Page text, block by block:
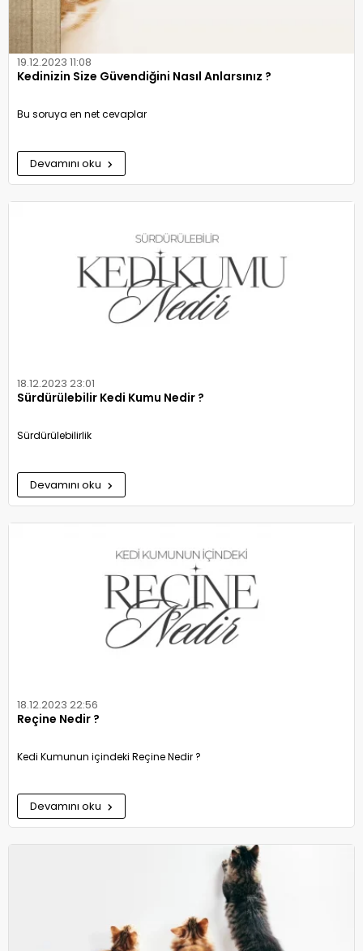
19.12.2023 11:08
Kedinizin Size Güvendiğini Nasıl Anlarsınız ?
Bu soruya en net cevaplar
Devamını oku
18.12.2023 23:01
Sürdürülebilir Kedi Kumu Nedir ?
Sürdürülebilirlik
Devamını oku
18.12.2023 22:56
Reçine Nedir ?
Kedi Kumunun içindeki Reçine Nedir ?
Devamını oku